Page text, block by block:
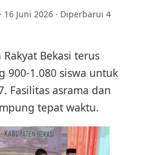
· 16 Juni 2026 · Diperbarui 4
Bekasi terus
900-1.080 siswa untuk
Fasilitas asrama dan
tepat waktu.